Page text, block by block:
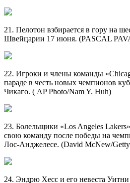
21. Пелотон взбирается в гору на
Швейцарии 17 июня. (PASCAL
22. Игроки и члены команды
параде в честь новых чемпионов
Чикаго. ( AP Photo/Nam Y. Huh)
23. Болельщики «Los Angeles
свою команду после победы на
Лос-Анджелесе. (David McNew/Getty
24. Эндрю Хесс и его невеста